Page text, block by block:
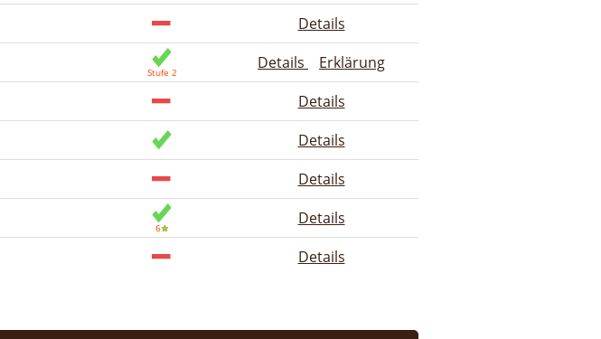
Details
Details
Erklärung
Details
Details
Details
Details
Details